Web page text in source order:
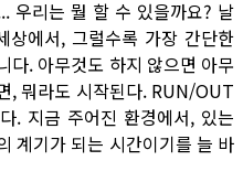
우리는 뭘 할 수 있을까요? 날
에서, 그럴수록 가장 간단한
다. 아무것도 하지 않으면 아무
, 뭐라도 시작된다. RUN/OUT
. 지금 주어진 환경에서, 있는
계기가 되는 시간이기를 늘 바